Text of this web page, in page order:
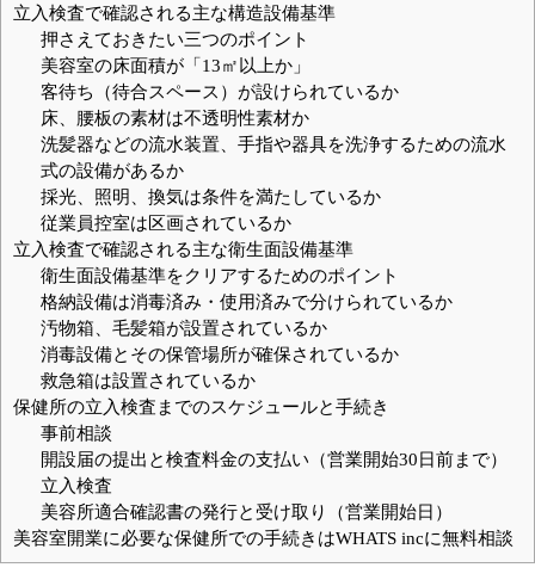
立入検査で確認される主な構造設備基準
押さえておきたい三つのポイント
美容室の床面積が「13㎡以上か」
客待ち（待合スペース）が設けられているか
床、腰板の素材は不透明性素材か
洗髪器などの流水装置、手指や器具を洗浄するための流水
式の設備があるか
採光、照明、換気は条件を満たしているか
従業員控室は区画されているか
立入検査で確認される主な衛生面設備基準
衛生面設備基準をクリアするためのポイント
格納設備は消毒済み・使用済みで分けられているか
汚物箱、毛髪箱が設置されているか
消毒設備とその保管場所が確保されているか
救急箱は設置されているか
保健所の立入検査までのスケジュールと手続き
事前相談
開設届の提出と検査料金の支払い（営業開始30日前まで）
立入検査
美容所適合確認書の発行と受け取り（営業開始日）
美容室開業に必要な保健所での手続きはWHATS incに無料相談